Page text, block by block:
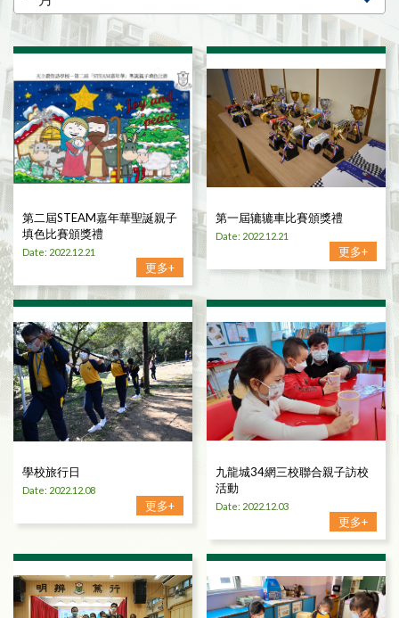
第二屆STEAM嘉年華聖誕親子
填色比賽頒獎禮
Date: 2022.12.21
更多+
第一屆辘辘車比賽頒獎禮
Date: 2022.12.21
更多+
學校旅行日
Date: 2022.12.08
更多+
九龍城34網三校聯合親子訪校
活動
Date: 2022.12.03
更多+